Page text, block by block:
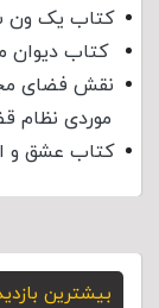
کتاب یک ون
کتاب دیوان
نقش فضای
موردی نظام
کتاب عشق و
بیشترین